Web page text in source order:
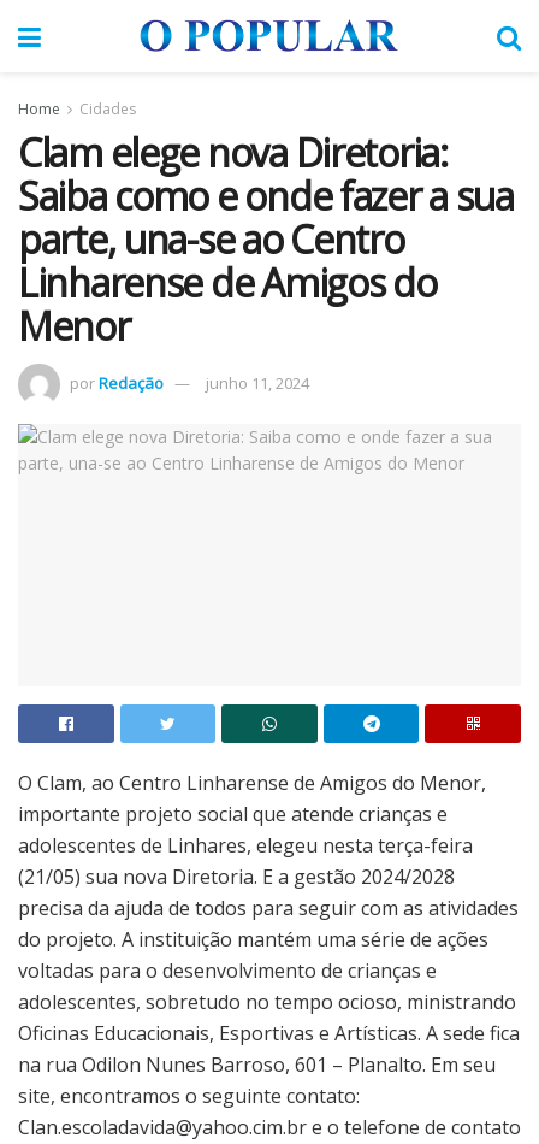
Home Cidades
Clam elege nova Diretoria:
Saiba como e onde fazer a sua
parte, una-se ao Centro
Linharense de Amigos do
Menor
porRedação junho 11, 2024
O Clam, ao Centro Linharense de Amigos do Menor,
importante projeto social que atende crianças e
adolescentes de Linhares, elegeu nesta terça-feira
(21/05) sua nova Diretoria. E a gestão 2024/2028
precisa da ajuda de todos para seguir com as atividades
do projeto. A instituição mantém uma série de ações
voltadas para o desenvolvimento de crianças e
adolescentes, sobretudo no tempo ocioso, ministrando
Oficinas Educacionais, Esportivas e Artísticas. A sede fica
na rua Odilon Nunes Barroso, 601 – Planalto. Em seu
site, encontramos o seguinte contato:
Clan.escoladavida@yahoo.cim.br e o telefone de contato